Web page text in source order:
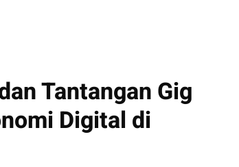
Tantangan Gig
Digital di